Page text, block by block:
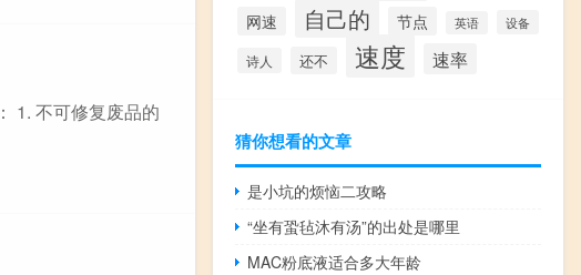
1. 不可修复废品的
网速 自己的 节点 英语 设备
诗人 还不 速度 速率
猜你想看的文章
是小坑的烦恼二攻略
“坐有蛩毡沐有汤”的出处是哪里
MAC粉底液适合多大年龄